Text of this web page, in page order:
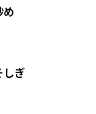
しぎ